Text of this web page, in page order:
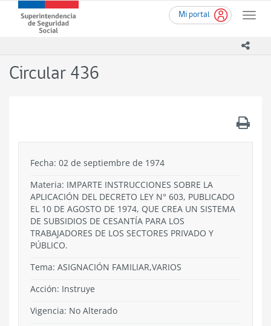
contenido
Mi portal
Toggle
Superintendencia
de
-
Circular 436
Fecha: 02 de septiembre de 1974
Materia: IMPARTE INSTRUCCIONES SOBRE LA
APLICACIÓN DEL DECRETO LEY N° 603, PUBLICADO
EL 10 DE AGOSTO DE 1974, QUE CREA UN SISTEMA
DE SUBSIDIOS DE CESANTÍA PARA LOS
TRABAJADORES DE LOS SECTORES PRIVADO Y
PÚBLICO.
Tema: ASIGNACIÓN FAMILIAR,VARIOS
Acción: Instruye
Vigencia: No Alterado